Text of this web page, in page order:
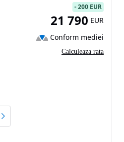
-200 EUR
21 790 EUR
Conform mediei
Calculeaza rata